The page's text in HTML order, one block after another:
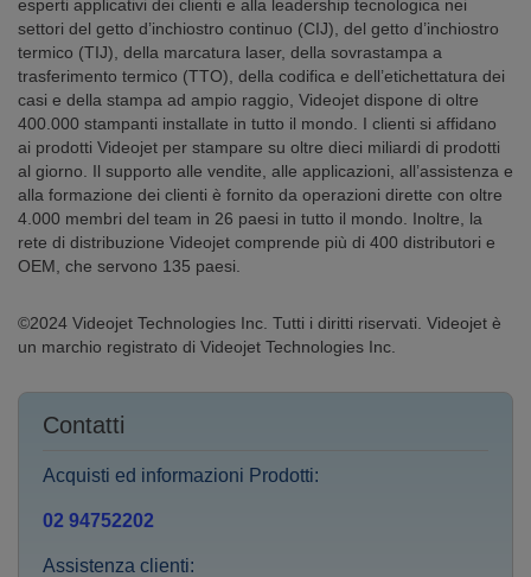
esperti applicativi dei clienti e alla leadership tecnologica nei
settori del getto d’inchiostro continuo (CIJ), del getto d’inchiostro
termico (TIJ), della marcatura laser, della sovrastampa a
trasferimento termico (TTO), della codifica e dell’etichettatura dei
casi e della stampa ad ampio raggio, Videojet dispone di oltre
400.000 stampanti installate in tutto il mondo. I clienti si affidano
ai prodotti Videojet per stampare su oltre dieci miliardi di prodotti
al giorno. Il supporto alle vendite, alle applicazioni, all’assistenza e
alla formazione dei clienti è fornito da operazioni dirette con oltre
4.000 membri del team in 26 paesi in tutto il mondo. Inoltre, la
rete di distribuzione Videojet comprende più di 400 distributori e
OEM, che servono 135 paesi.
©2024 Videojet Technologies Inc. Tutti i diritti riservati. Videojet è
un marchio registrato di Videojet Technologies Inc.
Contatti
Acquisti ed informazioni Prodotti:
02 94752202
Assistenza clienti: